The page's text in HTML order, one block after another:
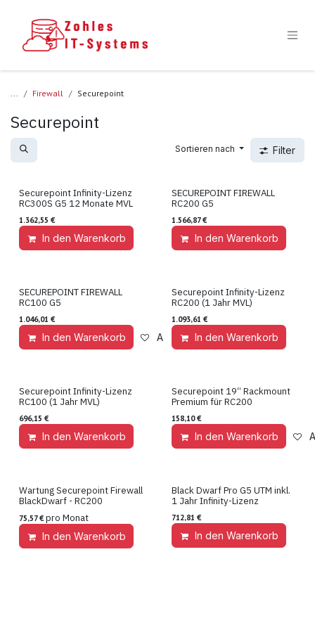
... Firewall Securepoint
Securepoint
Sortieren nach Filter
Lizenz
Securepoint Infinity-Lizenz
RC300S G5 12 Monate MVL
1.362,55 €
In den Warenkorb Auf die Wunschliste
Hardware
SECUREPOINT FIREWALL
RC200 G5
1.566,87€
In den Warenkorb
Hardware
SECUREPOINT FIREWALL
RC100 G5
1.046,01 €
In den Warenkorb Auf die Wunschliste
Lizenz
Securepoint Infinity-Lizenz
RC200 (1 Jahr MVL)
1.093,61 €
In den Warenkorb
Lizenz
Securepoint Infinity-Lizenz
RC100 (1 Jahr MVL)
696,15 €
In den Warenkorb Auf die Wunschliste
Hardware
Securepoint 19“ Rackmount
Premium für RC200
158,10€
In den Warenkorb
Wartung
Wartung Securepoint Firewall
BlackDwarf - RC200
75,57€ pro Monat
In den Warenkorb Auf die Wunschliste
Hardware
Black Dwarf Pro G5 UTM inkl.
1 Jahr Infinity-Lizenz
712,81 €
In den Warenkorb